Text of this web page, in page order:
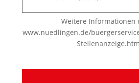
Weitere Informationen
www.nuedlingen.de/